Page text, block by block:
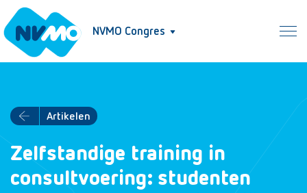
NVMO Congres
Artikelen
Zelfstandige training in
consultvoering: studenten